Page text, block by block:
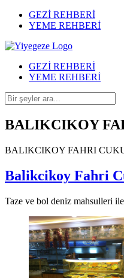
GEZİ REHBERİ
YEME REHBERİ
GEZİ REHBERİ
YEME REHBERİ
BALIKCIKOY
BALIKCIKOY FAHRI
Balikcikoy Fahri
Taze ve bol deniz mahsulleri